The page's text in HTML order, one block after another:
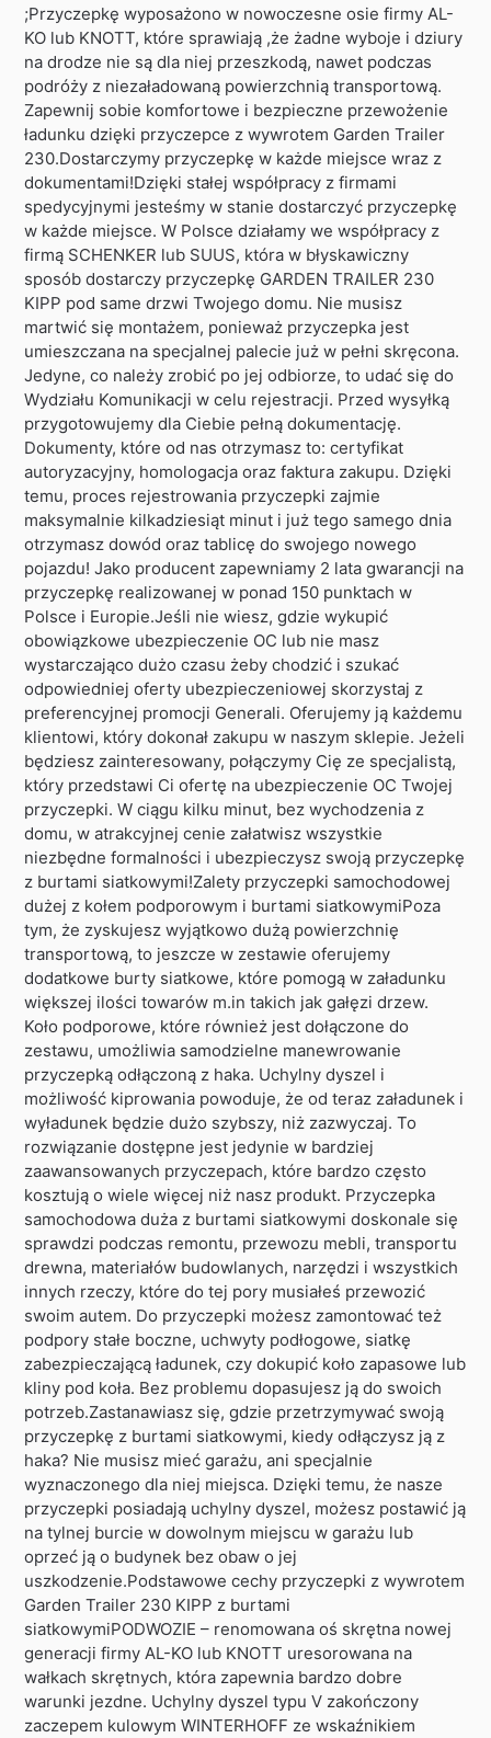
;Przyczepkę wyposażono w nowoczesne osie firmy AL-
KO lub KNOTT, które sprawiają ,że żadne wyboje i dziury
na drodze nie są dla niej przeszkodą, nawet podczas
podróży z niezaładowaną powierzchnią transportową.
Zapewnij sobie komfortowe i bezpieczne przewożenie
ładunku dzięki przyczepce z wywrotem Garden Trailer
230.Dostarczymy przyczepkę w każde miejsce wraz z
dokumentami!Dzięki stałej współpracy z firmami
spedycyjnymi jesteśmy w stanie dostarczyć przyczepkę
w każde miejsce. W Polsce działamy we współpracy z
firmą SCHENKER lub SUUS, która w błyskawiczny
sposób dostarczy przyczepkę GARDEN TRAILER 230
KIPP pod same drzwi Twojego domu. Nie musisz
martwić się montażem, ponieważ przyczepka jest
umieszczana na specjalnej palecie już w pełni skręcona.
Jedyne, co należy zrobić po jej odbiorze, to udać się do
Wydziału Komunikacji w celu rejestracji. Przed wysyłką
przygotowujemy dla Ciebie pełną dokumentację.
Dokumenty, które od nas otrzymasz to: certyfikat
autoryzacyjny, homologacja oraz faktura zakupu. Dzięki
temu, proces rejestrowania przyczepki zajmie
maksymalnie kilkadziesiąt minut i już tego samego dnia
otrzymasz dowód oraz tablicę do swojego nowego
pojazdu! Jako producent zapewniamy 2 lata gwarancji na
przyczepkę realizowanej w ponad 150 punktach w
Polsce i Europie.Jeśli nie wiesz, gdzie wykupić
obowiązkowe ubezpieczenie OC lub nie masz
wystarczająco dużo czasu żeby chodzić i szukać
odpowiedniej oferty ubezpieczeniowej skorzystaj z
preferencyjnej promocji Generali. Oferujemy ją każdemu
klientowi, który dokonał zakupu w naszym sklepie. Jeżeli
będziesz zainteresowany, połączymy Cię ze specjalistą,
który przedstawi Ci ofertę na ubezpieczenie OC Twojej
przyczepki. W ciągu kilku minut, bez wychodzenia z
domu, w atrakcyjnej cenie załatwisz wszystkie
niezbędne formalności i ubezpieczysz swoją przyczepkę
z burtami siatkowymi!Zalety przyczepki samochodowej
dużej z kołem podporowym i burtami siatkowymiPoza
tym, że zyskujesz wyjątkowo dużą powierzchnię
transportową, to jeszcze w zestawie oferujemy
dodatkowe burty siatkowe, które pomogą w załadunku
większej ilości towarów m.in takich jak gałęzi drzew.
Koło podporowe, które również jest dołączone do
zestawu, umożliwia samodzielne manewrowanie
przyczepką odłączoną z haka. Uchylny dyszel i
możliwość kiprowania powoduje, że od teraz załadunek i
wyładunek będzie dużo szybszy, niż zazwyczaj. To
rozwiązanie dostępne jest jedynie w bardziej
zaawansowanych przyczepach, które bardzo często
kosztują o wiele więcej niż nasz produkt. Przyczepka
samochodowa duża z burtami siatkowymi doskonale się
sprawdzi podczas remontu, przewozu mebli, transportu
drewna, materiałów budowlanych, narzędzi i wszystkich
innych rzeczy, które do tej pory musiałeś przewozić
swoim autem. Do przyczepki możesz zamontować też
podpory stałe boczne, uchwyty podłogowe, siatkę
zabezpieczającą ładunek, czy dokupić koło zapasowe lub
kliny pod koła. Bez problemu dopasujesz ją do swoich
potrzeb.Zastanawiasz się, gdzie przetrzymywać swoją
przyczepkę z burtami siatkowymi, kiedy odłączysz ją z
haka? Nie musisz mieć garażu, ani specjalnie
wyznaczonego dla niej miejsca. Dzięki temu, że nasze
przyczepki posiadają uchylny dyszel, możesz postawić ją
na tylnej burcie w dowolnym miejscu w garażu lub
oprzeć ją o budynek bez obaw o jej
uszkodzenie.Podstawowe cechy przyczepki z wywrotem
Garden Trailer 230 KIPP z burtami
siatkowymiPODWOZIE – renomowana oś skrętna nowej
generacji firmy AL-KO lub KNOTT uresorowana na
wałkach skrętnych, która zapewnia bardzo dobre
warunki jezdne. Uchylny dyszel typu V zakończony
zaczepem kulowym WINTERHOFF ze wskaźnikiem